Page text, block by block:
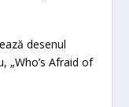
desenul
„Who’s Afraid of